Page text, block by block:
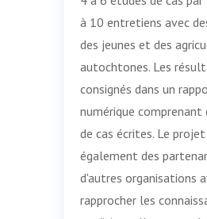
à 10 entretiens avec
des jeunes et des
autochtones. Les
consignés dans un
numérique comprenant
de cas écrites. Le
également des
d'autres organisations
rapprocher les